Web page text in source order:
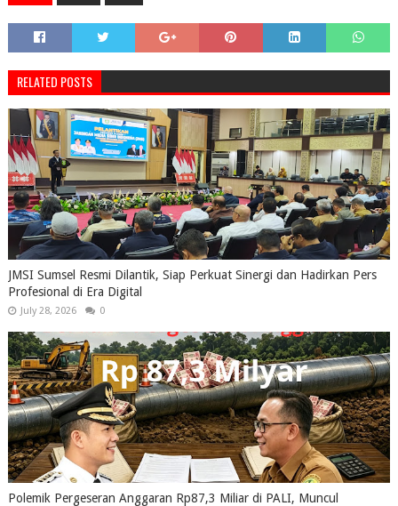
RELATED POSTS
JMSI Sumsel Resmi Dilantik, Siap Perkuat Sinergi dan Hadirkan Pers
Profesional di Era Digital
July 28, 2026 0
Polemik Pergeseran Anggaran Rp87,3 Miliar di PALI, Muncul